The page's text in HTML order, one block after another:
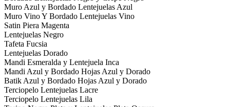
Muro Azul y Bordado Lentejuelas Azul
Muro Vino Y Bordado Lentejuelas Vino
Satin Piera Magenta
Lentejuelas Negro
Tafeta Fucsia
Lentejuelas Dorado
Mandi Esmeralda y Lentejuela Inca
Mandi Azul y Bordado Hojas Azul y Dorado
Batik Azul y Bordado Hojas Azul y Dorado
Terciopelo Lentejuelas Lacre
Terciopelo Lentejuelas Lila